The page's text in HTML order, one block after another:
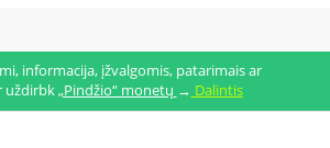
informacija, įžvalgomis, patarimais ar
uždirbk„Pindžio“ monetų → Dalintis